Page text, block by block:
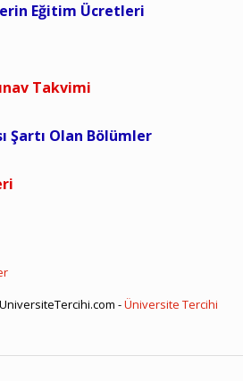
Eğitim Ücretleri
Takvimi
Şartı Olan Bölümler
-Üniversite Tercihi